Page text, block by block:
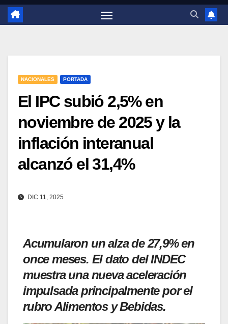
NACIONALES PORTADA
El IPC subió 2,5% en
noviembre de 2025 y la
inflación interanual
alcanzó el 31,4%
DIC 11, 2025
Acumularon un alza de 27,9% en
once meses. El dato del INDEC
muestra una nueva aceleración
impulsada principalmente por el
rubro Alimentos y Bebidas.